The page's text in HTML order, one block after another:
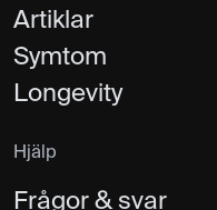
Artiklar
Symtom
Longevity
Hjälp
Frågor & svar